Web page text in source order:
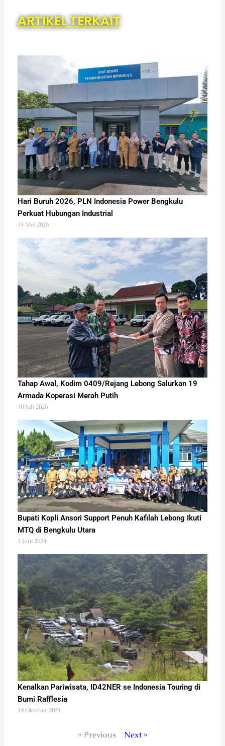
ARTIKEL TERKAIT
Hari Buruh 2026, PLN Indonesia Power Bengkulu
Perkuat Hubungan Industrial
14 Mei 2026
Tahap Awal, Kodim 0409/Rejang Lebong Salurkan 19
Armada Koperasi Merah Putih
30 Juli 2026
Bupati Kopli Ansori Support Penuh Kafilah Lebong Ikuti
MTQ di Bengkulu Utara
3 Juni 2024
Kenalkan Pariwisata, ID42NER se Indonesia Touring di
Bumi Rafflesia
19 Oktober 2021
« Previous Next »